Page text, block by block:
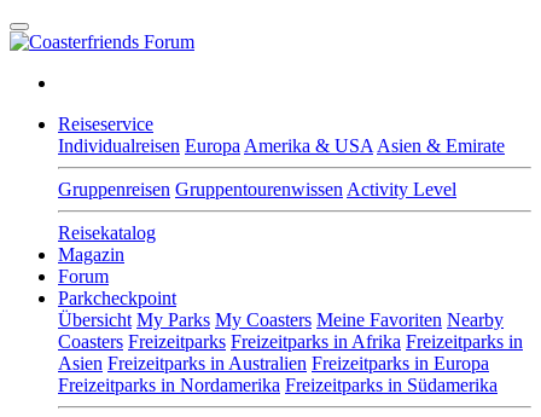
Reiseservice
Individualreisen Europa Amerika & USA Asien & Emirate
Gruppenreisen Gruppentourenwissen Activity Level
Reisekatalog
Magazin
Forum
Parkcheckpoint
Übersicht My Parks My Coasters Meine Favoriten Nearby
Coasters Freizeitparks Freizeitparks in Afrika Freizeitparks in
Asien Freizeitparks in Australien Freizeitparks in Europa
Freizeitparks in Nordamerika Freizeitparks in Südamerika